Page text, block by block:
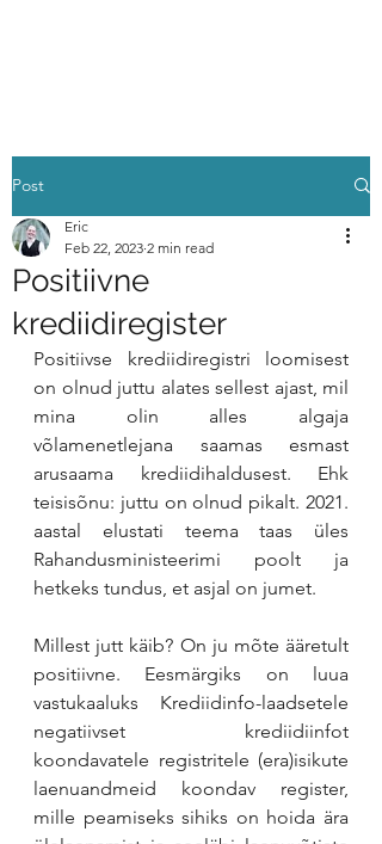
Post
Positiivne
krediidiregister
Eric
Feb 22, 2023 2 min read
Positiivse krediidiregistri loomisest
on olnud juttu alates sellest ajast, mil
mina olin alles algaja
võlamenetlejana saamas esmast
arusaama krediidihaldusest. Ehk
teisisõnu: juttu on olnud pikalt. 2021.
aastal elustati teema taas üles
Rahandusministeerimi poolt ja
hetkeks tundus, et asjal on jumet.
Millest jutt käib? On ju mõte ääretult
positiivne. Eesmärgiks on luua
vastukaaluks Krediidinfo-laadsetele
negatiivset krediidiinfot
koondavatele registritele (era)isikute
laenuandmeid koondav register,
mille peamiseks sihiks on hoida ära